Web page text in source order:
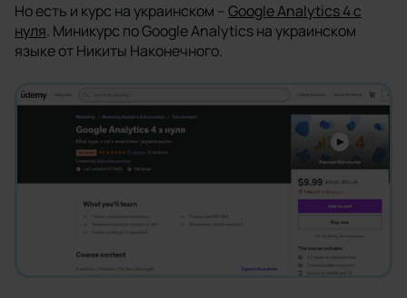
Но есть и курс на украинском –Google Analytics 4 с
нуля. Миникурс по Google Analytics на украинском
языке от Никиты Наконечного.